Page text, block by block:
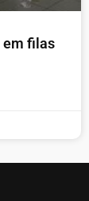
em filas